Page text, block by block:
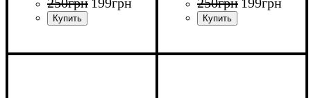
250грн 199грн 250грн 199грн